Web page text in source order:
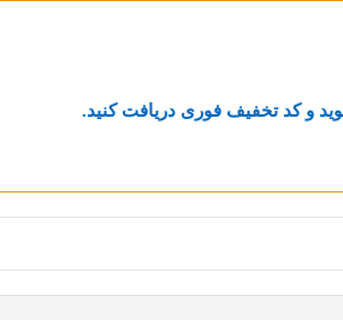
و کد تخفیف فوری دریافت کنید.